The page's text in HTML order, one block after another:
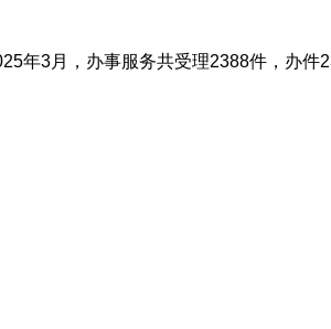
年3月，办事服务共受理2388件，办